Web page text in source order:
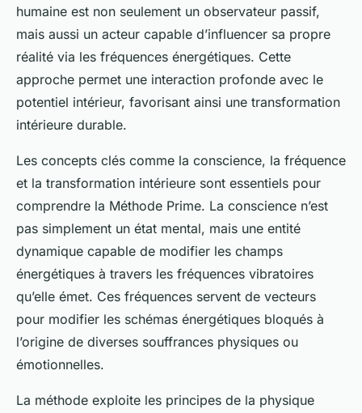
humaine est non seulement un observateur passif,
mais aussi un acteur capable d’influencer sa propre
réalité via les fréquences énergétiques. Cette
approche permet une interaction profonde avec le
potentiel intérieur, favorisant ainsi une transformation
intérieure durable.
Les concepts clés comme la conscience, la fréquence
et la transformation intérieure sont essentiels pour
comprendre la Méthode Prime. La conscience n’est
pas simplement un état mental, mais une entité
dynamique capable de modifier les champs
énergétiques à travers les fréquences vibratoires
qu’elle émet. Ces fréquences servent de vecteurs
pour modifier les schémas énergétiques bloqués à
l’origine de diverses souffrances physiques ou
émotionnelles.
La méthode exploite les principes de la physique